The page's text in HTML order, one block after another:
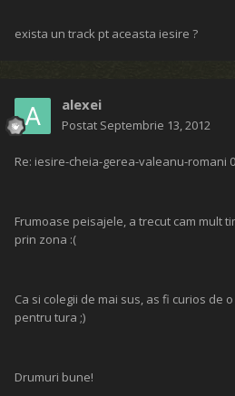
exista un track pt aceasta iesire ?
alexei
Postat Septembrie 13, 2012
Re: iesire-cheia-gerea-valeanu-romani
Frumoase peisajele, a trecut cam mult
prin zona :(
Ca si colegii de mai sus, as fi curios de
pentru tura ;)
Drumuri bune!